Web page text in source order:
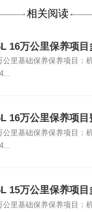
相关阅读
16万公里保养项目
公里基础保养保养项目：
16万公里保养项目
公里基础保养保养项目：
15万公里保养项目
公里基础保养保养项目：